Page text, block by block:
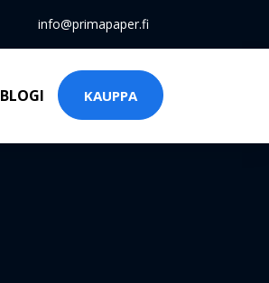
info@primapaper.fi
BLOGI KAUPPA